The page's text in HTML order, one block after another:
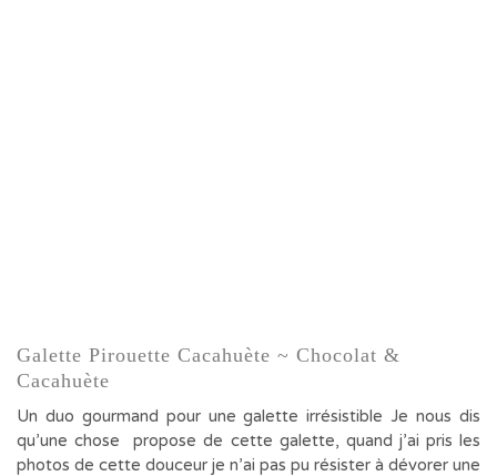
Galette Pirouette Cacahuète ~ Chocolat &
Cacahuète
Un duo gourmand pour une galette irrésistible Je nous dis
qu’une chose propose de cette galette, quand j’ai pris les
photos de cette douceur je n’ai pas pu résister à dévorer une